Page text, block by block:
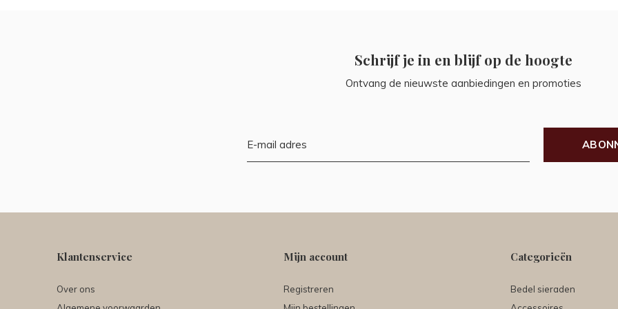
Schrijf je in en blijf op de hoogte
Ontvang de nieuwste aanbiedingen en promoties
Klantenservice
Over ons
Mijn account
Registreren
Categorieën
Bedel sieraden